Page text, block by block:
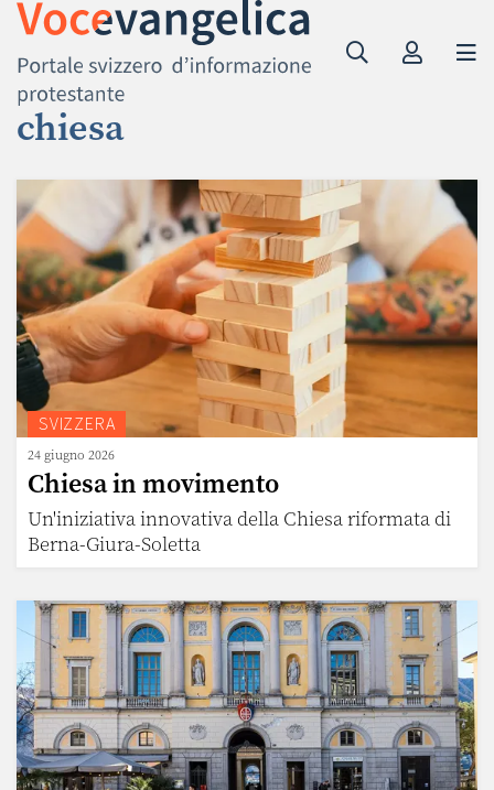
chiesa
SVIZZERA
24 giugno 2026
Chiesa in movimento
Un'iniziativa innovativa della Chiesa riformata di
Berna-Giura-Soletta